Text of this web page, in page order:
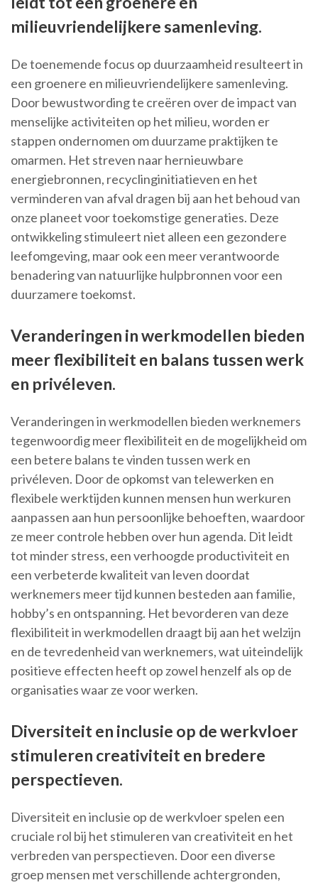
milieuvriendelijkere samenleving.
De toenemende focus op duurzaamheid resulteert in
een groenere en milieuvriendelijkere samenleving.
Door bewustwording te creëren over de impact van
menselijke activiteiten op het milieu, worden er
stappen ondernomen om duurzame praktijken te
omarmen. Het streven naar hernieuwbare
energiebronnen, recyclinginitiatieven en het
verminderen van afval dragen bij aan het behoud van
onze planeet voor toekomstige generaties. Deze
ontwikkeling stimuleert niet alleen een gezondere
leefomgeving, maar ook een meer verantwoorde
benadering van natuurlijke hulpbronnen voor een
duurzamere toekomst.
Veranderingen in werkmodellen bieden
meer flexibiliteit en balans tussen werk
en privéleven.
Veranderingen in werkmodellen bieden werknemers
tegenwoordig meer flexibiliteit en de mogelijkheid om
een betere balans te vinden tussen werk en
privéleven. Door de opkomst van telewerken en
flexibele werktijden kunnen mensen hun werkuren
aanpassen aan hun persoonlijke behoeften, waardoor
ze meer controle hebben over hun agenda. Dit leidt
tot minder stress, een verhoogde productiviteit en
een verbeterde kwaliteit van leven doordat
werknemers meer tijd kunnen besteden aan familie,
hobby’s en ontspanning. Het bevorderen van deze
flexibiliteit in werkmodellen draagt bij aan het welzijn
en de tevredenheid van werknemers, wat uiteindelijk
positieve effecten heeft op zowel henzelf als op de
organisaties waar ze voor werken.
Diversiteit en inclusie op de werkvloer
stimuleren creativiteit en bredere
perspectieven.
Diversiteit en inclusie op de werkvloer spelen een
cruciale rol bij het stimuleren van creativiteit en het
verbreden van perspectieven. Door een diverse
groep mensen met verschillende achtergronden,